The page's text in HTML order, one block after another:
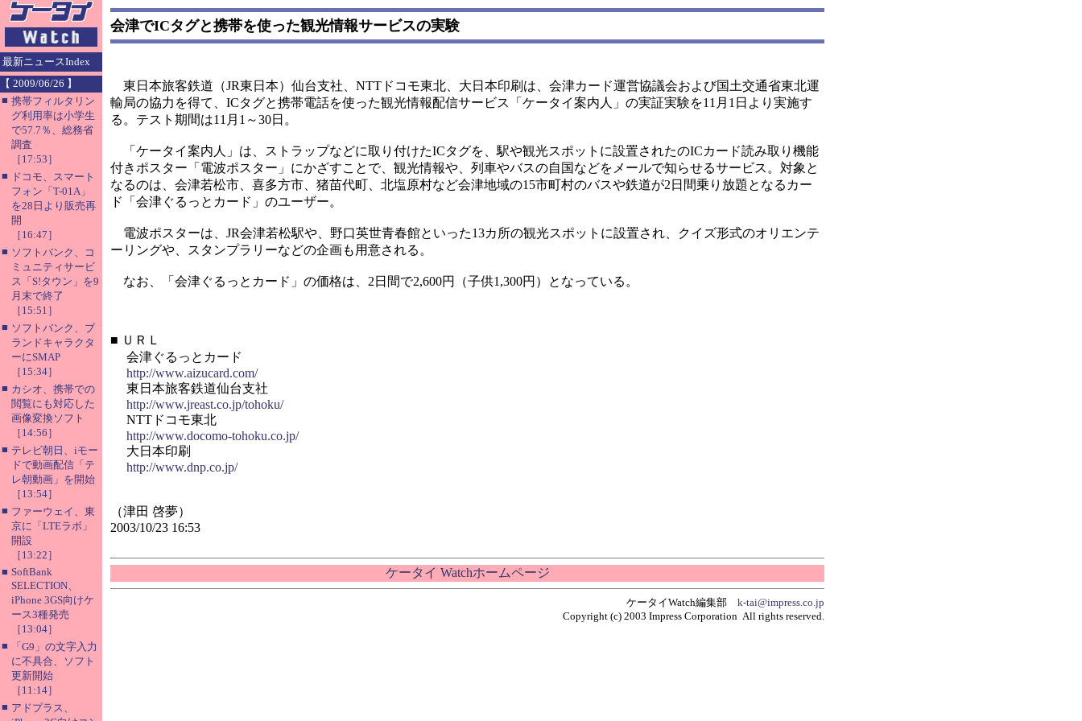
最新ニュースIndex
【 2009/06/26 】
■ 携帯フィルタリン
グ利用率は小学生
で57.7％、総務省
調査
［17:53］
■ ドコモ、スマート
フォン「T-01A」
を28日より販売再
開
［16:47］
■ ソフトバンク、コ
ミュニティサービ
ス「S!タウン」を9
月末で終了
［15:51］
■ ソフトバンク、ブ
ランドキャラクタ
ーにSMAP
［15:34］
■ カシオ、携帯での
閲覧にも対応した
画像変換ソフト
［14:56］
■ テレビ朝日、iモー
ドで動画配信「テ
レ朝動画」を開始
［13:54］
■ ファーウェイ、東
京に「LTEラボ」
開設
［13:22］
■ SoftBank
SELECTION、
iPhone 3GS向けケ
ース3種発売
［13:04］
■
「G9」の文字入力
に不具合、ソフト
更新開始
［11:14］
■ アドプラス、
会津でICタグと携帯を使った観光情報サービスの実験
東日本旅客鉄道（JR東日本）仙台支社、NTTドコモ東北、大日本印刷は、会津カード運営協議会および国土交通省東北運
輸局の協力を得て、ICタグと携帯電話を使った観光情報配信サービス「ケータイ案内人」の実証実験を11月1日より実施す
る。テスト期間は11月1～30日。
「ケータイ案内人」は、ストラップなどに取り付けたICタグを、駅や観光スポットに設置されたのICカード読み取り機能
付きポスター「電波ポスター」にかざすことで、観光情報や、列車やバスの自国などをメールで知らせるサービス。対象と
なるのは、会津若松市、喜多方市、猪苗代町、北塩原村など会津地域の15市町村のバスや鉄道が2日間乗り放題となるカー
ド「会津ぐるっとカード」のユーザー。
電波ポスターは、JR会津若松駅や、野口英世青春館といった13カ所の観光スポットに設置され、クイズ形式のオリエンテ
ーリングや、スタンプラリーなどの企画も用意される。
なお、「会津ぐるっとカード」の価格は、2日間で2,600円（子供1,300円）となっている。
■ ＵＲＬ
会津ぐるっとカード
http://www.aizucard.com/
東日本旅客鉄道仙台支社
http://www.jreast.co.jp/tohoku/
NTTドコモ東北
http://www.docomo-tohoku.co.jp/
大日本印刷
http://www.dnp.co.jp/
（津田 啓夢）
2003/10/23 16:53
ケータイ Watchホームページ
ケータイWatch編集部 k-tai@impress.co.jp
Copyright (c) 2003 Impress Corporation All rights reserved.